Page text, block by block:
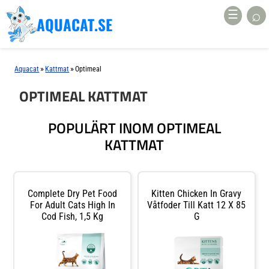
AQUACAT.SE ☰ ⌕
Aquacat » Kattmat »Optimeal
OPTIMEAL KATTMAT
POPULÄRT INOM OPTIMEAL
KATTMAT
Complete Dry Pet Food
For Adult Cats High In
Cod Fish, 1,5 Kg
Kitten Chicken In Gravy
Våtfoder Till Katt 12 X 85
G